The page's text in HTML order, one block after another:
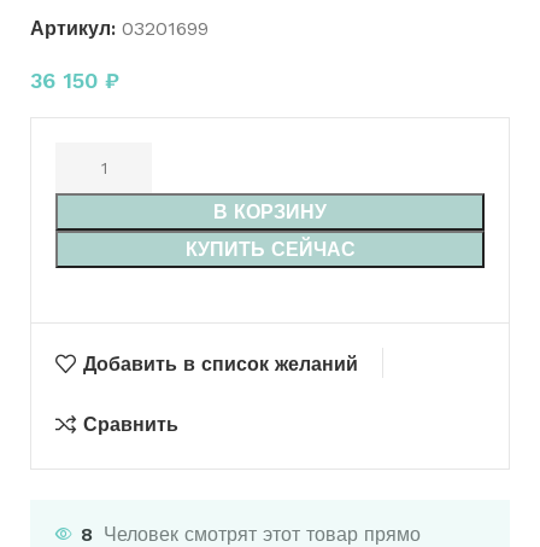
Артикул: 03201699
36 150 ₽
В КОРЗИНУ
КУПИТЬ СЕЙЧАС
Добавить в список желаний
Сравнить
8 Человек смотрят этот товар прямо